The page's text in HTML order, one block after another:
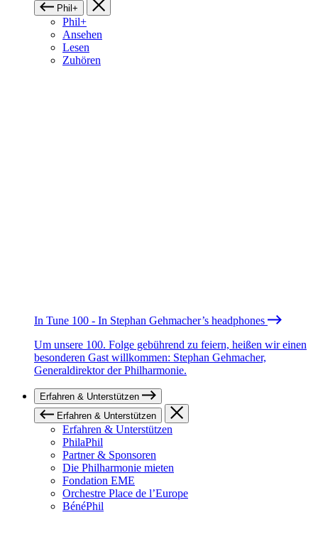
Phil+
Phil+
Ansehen
Lesen
Zuhören
In Tune 100 - In Stephan Gehmacher’s headphones
Um unsere 100. Folge gebührend zu feiern, heißen wir einen
besonderen Gast willkommen: Stephan Gehmacher,
Generaldirektor der Philharmonie.
Erfahren & Unterstützen
Erfahren & Unterstützen
Erfahren & Unterstützen
PhilaPhil
Partner & Sponsoren
Die Philharmonie mieten
Fondation EME
Orchestre Place de l’Europe
BénéPhil